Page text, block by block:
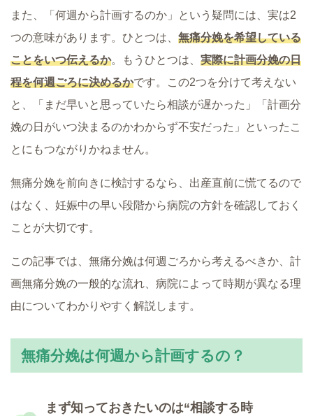
また、「何週から計画するのか」という疑問には、実は2
つの意味があります。ひとつは、 無痛分娩を希望している
ことをいつ伝えるか。もうひとつは、 実際に計画分娩の日
程を何週ごろに決めるかです。この2つを分けて考えない
と、「まだ早いと思っていたら相談が遅かった」「計画分
娩の日がいつ決まるのかわからず不安だった」といったこ
とにもつながりかねません。
無痛分娩を前向きに検討するなら、出産直前に慌てるので
はなく、妊娠中の早い段階から病院の方針を確認しておく
ことが大切です。
この記事では、無痛分娩は何週ごろから考えるべきか、計
画無痛分娩の一般的な流れ、病院によって時期が異なる理
由についてわかりやすく解説します。
無痛分娩は何週から計画するの？
まず知っておきたいのは“相談する時